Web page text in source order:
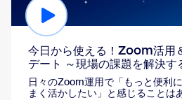
今日から使える！Zoom活用
デート ～現場の課題を解決
日々のZoom運用で「もっと便利
まく活かしたい」と感じることは